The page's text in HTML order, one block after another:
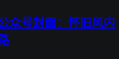
众号封面：怀旧风内